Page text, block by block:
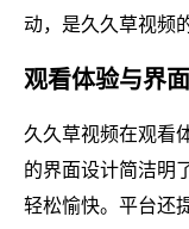
动，是久久草视频
观看体验与界
久久草视频在观看
的界面设计简洁明
轻松愉快。平台还